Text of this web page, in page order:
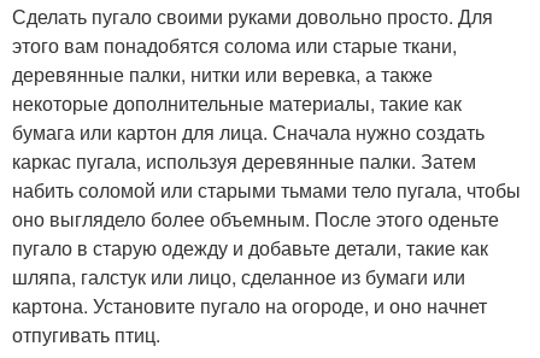
Сделать пугало своими руками довольно просто. Для
этого вам понадобятся солома или старые ткани,
деревянные палки, нитки или веревка, а также
некоторые дополнительные материалы, такие как
бумага или картон для лица. Сначала нужно создать
каркас пугала, используя деревянные палки. Затем
набить соломой или старыми тьмами тело пугала, чтобы
оно выглядело более объемным. После этого оденьте
пугало в старую одежду и добавьте детали, такие как
шляпа, галстук или лицо, сделанное из бумаги или
картона. Установите пугало на огороде, и оно начнет
отпугивать птиц.